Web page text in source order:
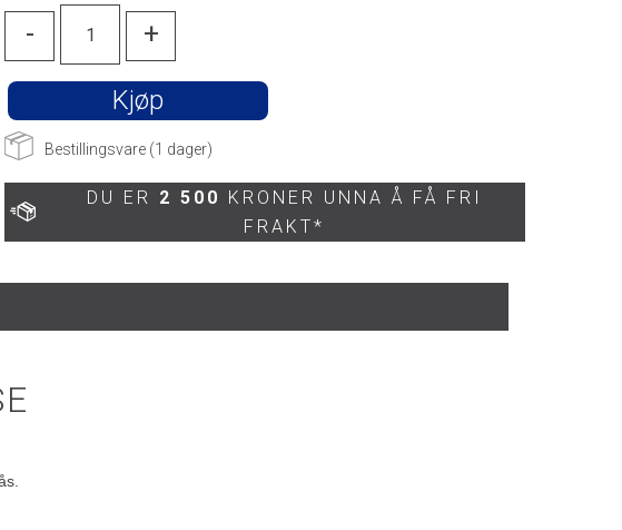
- +
Kjøp
Bestillingsvare (1 dager)
DU ER 2 500 KRONER UNNA Å FÅ FRI
FRAKT*